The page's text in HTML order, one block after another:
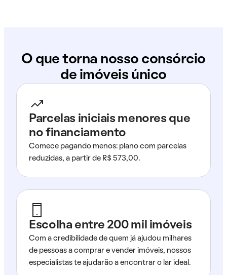
O que torna nosso consórcio
de imóveis único
Parcelas iniciais menores que
no financiamento
Comece pagando menos: plano com parcelas
reduzidas, a partir de R$ 573,00.
Escolha entre 200 mil imóveis
Com a credibilidade de quem já ajudou milhares
de pessoas a comprar e vender imóveis, nossos
especialistas te ajudarão a encontrar o lar ideal.